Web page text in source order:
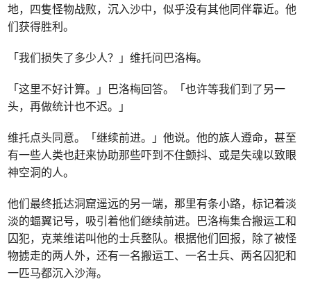
地，四隻怪物战败，沉入沙中，似乎没有其他同伴靠近。他
们获得胜利。
「我们损失了多少人？」维托问巴洛梅。
「这里不好计算。」巴洛梅回答。「也许等我们到了另一
头，再做统计也不迟。」
维托点头同意。「继续前进。」他说。他的族人遵命，甚至
有一些人类也赶来协助那些吓到不住颤抖、或是失魂以致眼
神空洞的人。
他们最终抵达洞窟遥远的另一端，那里有条小路，标记着淡
淡的蝠翼记号，吸引着他们继续前进。巴洛梅集合搬运工和
囚犯，克莱维诺叫他的士兵整队。根据他们回报，除了被怪
物掳走的两人外，还有一名搬运工、一名士兵、两名囚犯和
一匹马都沉入沙海。